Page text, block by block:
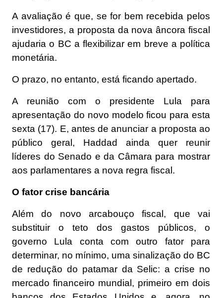
A avaliação é que, se for bem recebida pelos
investidores, a proposta da nova âncora fiscal
ajudaria o BC a flexibilizar em breve a política
monetária.
O prazo, no entanto, está ficando apertado.
A reunião com o presidente Lula para
apresentação do novo modelo ficou para esta
sexta (17). E, antes de anunciar a proposta ao
público geral, Haddad ainda quer reunir
líderes do Senado e da Câmara para mostrar
aos parlamentares a nova regra fiscal.
O fator crise bancária
Além do novo arcabouço fiscal, que vai
substituir o teto dos gastos públicos, o
governo Lula conta com outro fator para
determinar, no mínimo, uma sinalização do BC
de redução do patamar da Selic: a crise no
mercado financeiro mundial, primeiro em dois